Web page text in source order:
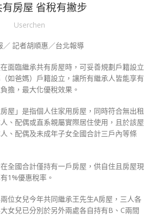
房屋 省稅有撇步
Userchen
記者胡順惠／台北報導
面臨繼承共有房屋時，可妥善規劃戶籍設立
如爸媽）戶籍設立，讓所有繼承人皆能享有
擔，最大化優稅效果。
屋」是指個人住家用房屋，同時符合無出租
、配偶或直系親屬實際居住使用，且於該屋
、配偶及未成年子女全國合計三戶內等條
在全國合計僅持有一戶房屋，供自住且房屋現
1%優惠稅率。
位女兒今年共同繼承王先生A房屋，三人各
女兒已分別於另外兩處各自持有B、C兩間